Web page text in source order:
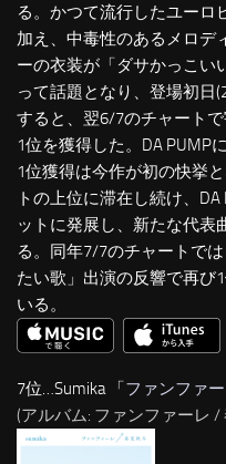
る。かつて流行したユーロ
加え、中毒性のあるメロデ
ーの衣装が「ダサかっこい
って話題となり、登場初日
すると、翌6/7のチャート
1位を獲得した。DA PUMP
1位獲得は今作が初の快挙
トの上位に滞在し続け、
ットに発展し、新たな代表
る。同年7/7のチャートでは
たい歌」出演の反響で再び
いる。
7位…Sumika 「ファンファ
(アルバム: ファンファーレ /